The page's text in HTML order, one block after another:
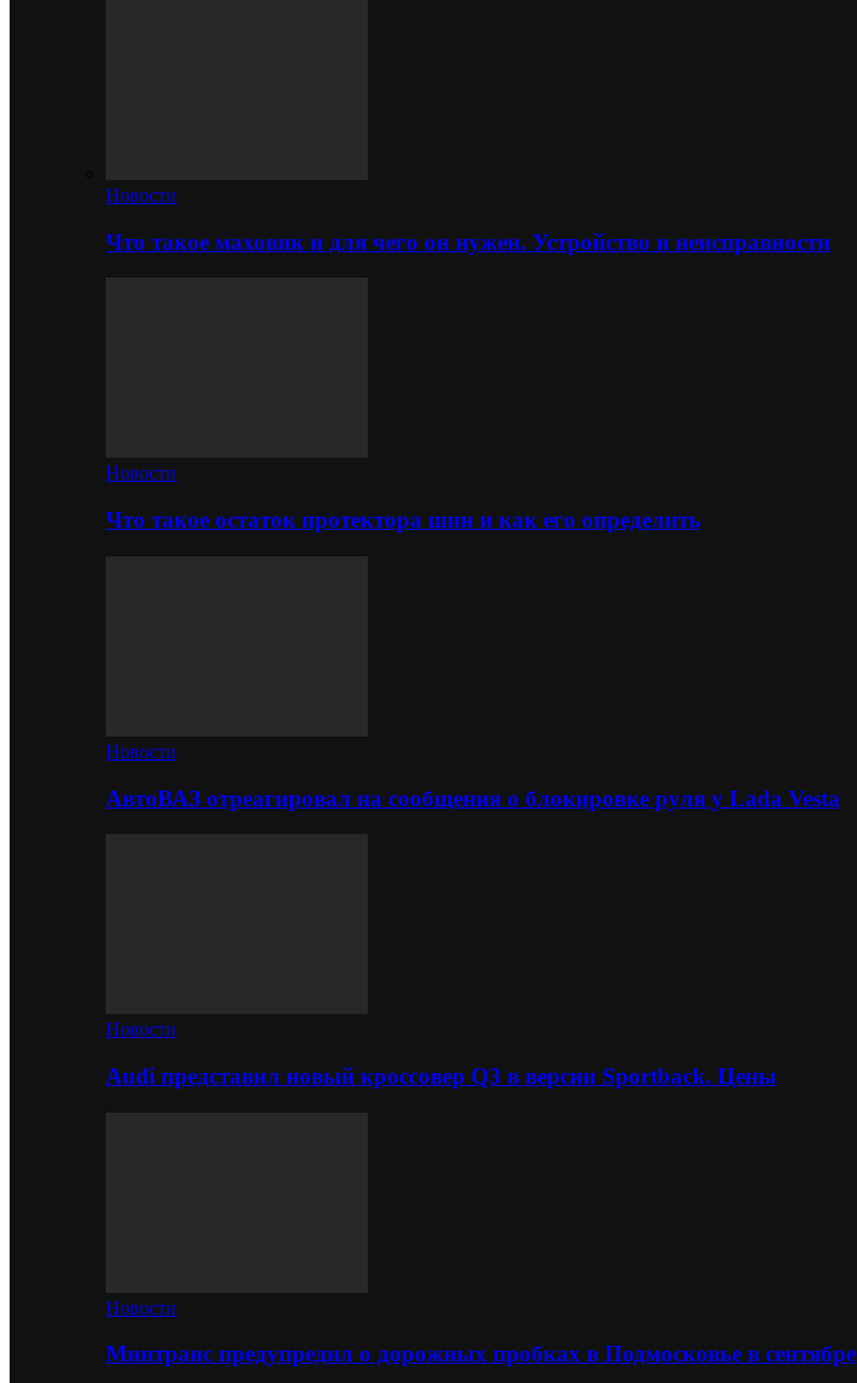
Новости
Что такое маховик и для чего он нужен. Устройство и неисправности
Новости
Что такое остаток протектора шин и как его определить
Новости
АвтоВАЗ отреагировал на сообщения о блокировке руля у Lada Vesta
Новости
Audi представил новый кроссовер Q3 в версии Sportback. Цены
Новости
Минтранс предупредил о дорожных пробках в Подмосковье в сентябре